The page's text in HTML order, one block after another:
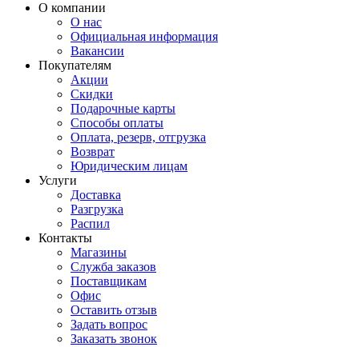
О компании
О нас
Официальная информация
Вакансии
Покупателям
Акции
Скидки
Подарочные карты
Способы оплаты
Оплата, резерв, отгрузка
Возврат
Юридическим лицам
Услуги
Доставка
Разгрузка
Распил
Контакты
Магазины
Служба заказов
Поставщикам
Офис
Оставить отзыв
Задать вопрос
Заказать звонок